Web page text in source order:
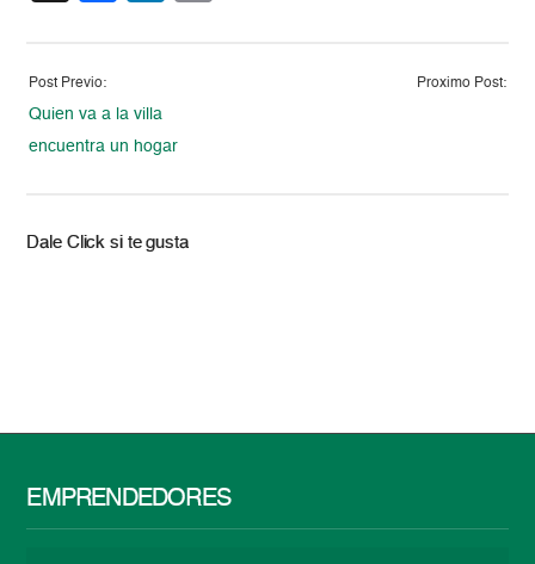
Post Previo:
Quien va a la villa
encuentra un hogar
Proximo Post:
Dale Click si te gusta
EMPRENDEDORES